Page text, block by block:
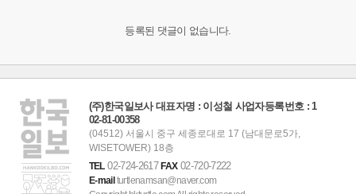
정
이
용
료
현
등록된 댓글이 없습니다.
(주)한국일보사 대표자명 : 이성철 사업자등록번호 : 1
02-81-00358
(04512) 서울시 중구 세종로대로 17 (남대문로5가,
WISETOWER) 18층
TEL02-724-2617FAX02-720-7222
E-mailturtlenamsan@naver.com